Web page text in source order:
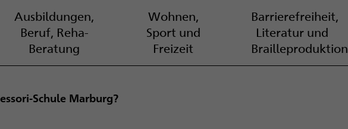
Ausbildungen,
Beruf, Reha-
Beratung
Wohnen,
Sport und
Freizeit
Barrierefreiheit,
Literatur und
Brailleproduktion
Schule Marburg?